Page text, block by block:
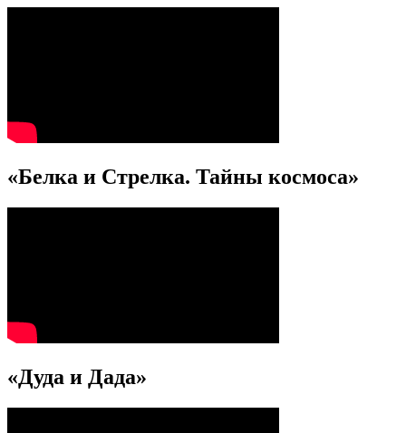
«Белка и Стрелка. Тайны космоса»
«Дуда и Дада»